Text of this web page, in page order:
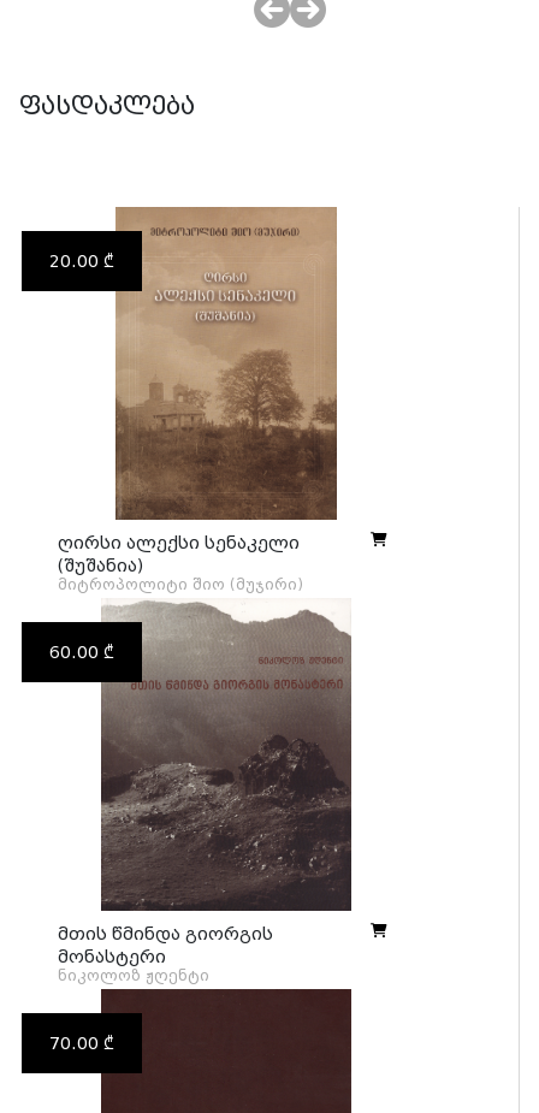
ფასდაკლება
ღირსი ალექსი სენაკელი
(შუშანია)
მიტროპოლიტი შიო (მუჯირი)
20.00 ₾
მთის წმინდა გიორგის
მონასტერი
ნიკოლოზ ჟღენტი
60.00 ₾
70.00 ₾